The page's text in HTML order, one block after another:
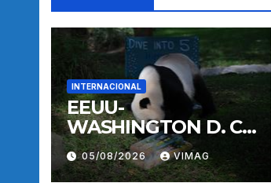
INTERNACIONAL
EEUU-
WASHINGTON D. C.-
PANDA GIGANTE
BAO LI-
05/08/2026 VIMAG